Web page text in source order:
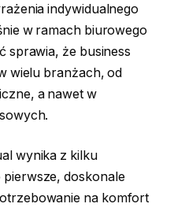
indywidualnego
w ramach biurowego
sprawia, że business
wielu branżach, od
a nawet w
wynika z kilku
doskonale
na komfort